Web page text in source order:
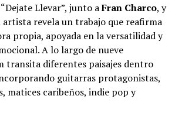
Llevar”, junto aFran Charco, y
artista revela un trabajo que reafirma
propia, apoyada en la versatilidad y
A lo largo de nueve
transita diferentes paisajes dentro
guitarras protagonistas,
matices caribeños, indie pop y